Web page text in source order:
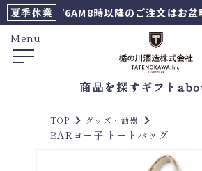
夏季休業
8/6AM8時以降のご注文はお盆明け
Menu
商品を探すギフト
TOP グッズ・酒器
BARヨー子 トートバッグ